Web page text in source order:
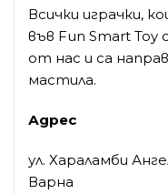
Всички играчки,
във Fun Smart
от нас и са
мастила.
Адрес
ул. Хараламби
Варна